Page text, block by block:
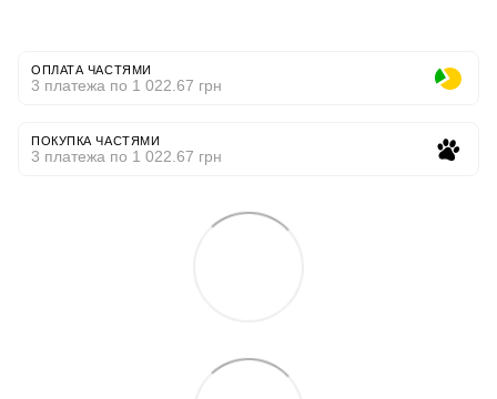
ОПЛАТА ЧАСТЯМИ
3 платежа по 1 022.67 грн
ПОКУПКА ЧАСТЯМИ
3 платежа по 1 022.67 грн